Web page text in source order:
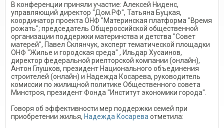
В конференции приняли участие: Алексей Ниденс,
управляющий директор "Дом.РФ", Татьяна Буцкая,
координатор проекта ОНФ "Материнская платформа "Время
рожать"; председатель Общероссийской общественной
организации поддержки материнства и детства "Совет
матерей", Павел Склянчук, эксперт тематической площадки
ОНФ "Жилье и городская среда" , Ильдар Хусаинов,
директор федеральной риелторской компании (онлайн),
Антон Глушков, президент Национального объединения
строителей (онлайн) и Надежда Косарева, руководитель
комиссии по жилищной политике Общественного совета
Минстроя, президент Фонда "Институт экономики города".
Говоря об эффективности мер поддержки семей при
приобретении жилья, Надежда Косарева отметила: